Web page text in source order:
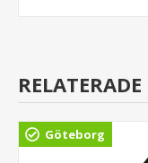
Göteborg